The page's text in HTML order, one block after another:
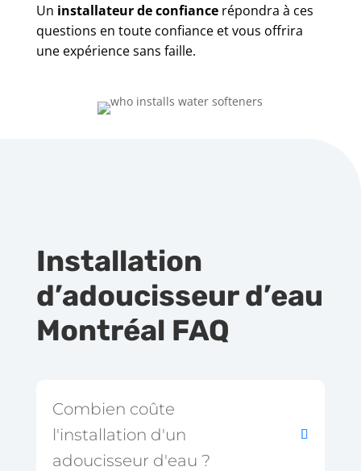
Un installateur de confiancerépondra à ces
questions en toute confiance et vous offrira
une expérience sans faille.
Installation
d’adoucisseur d’eau
Montréal FAQ
Combien coûte
l'installation d'un
adoucisseur d'eau ?